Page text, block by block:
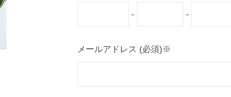
- -
メールアドレス (必須)※